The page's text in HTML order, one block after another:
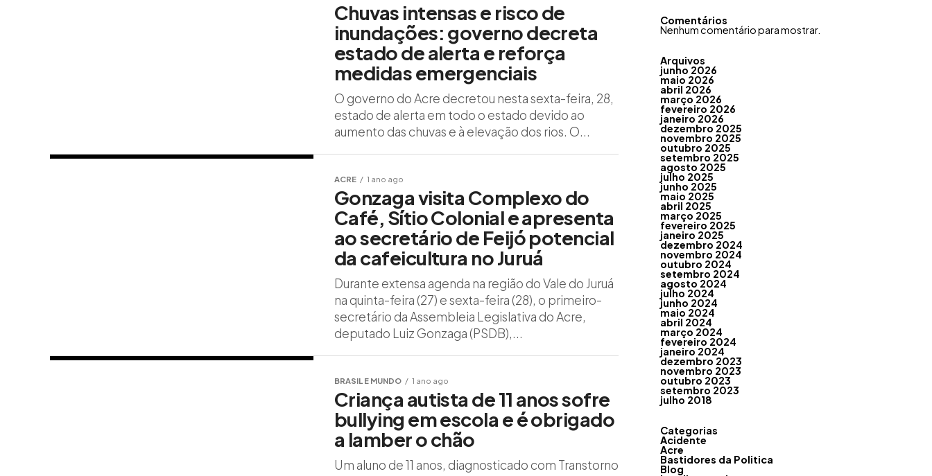
Chuvas intensas e risco de
inundações: governo decreta
estado de alerta e reforça
medidas emergenciais
O governo do Acre decretou nesta sexta-feira, 28,
estado de alerta em todo o estado devido ao
aumento das chuvas e à elevação dos rios. O...
ACRE 1 ano ago
Gonzaga visita Complexo do
Café, Sítio Colonial e apresenta
ao secretário de Feijó potencial
da cafeicultura no Juruá
Durante extensa agenda na região do Vale do Juruá
na quinta-feira (27) e sexta-feira (28), o primeiro-
secretário da Assembleia Legislativa do Acre,
deputado Luiz Gonzaga (PSDB),...
BRASIL E MUNDO 1 ano ago
Criança autista de 11 anos sofre
bullying em escola e é obrigado
a lamber o chão
Um aluno de 11 anos, diagnosticado com Transtorno
Comentários
Nenhum comentário para mostrar.
Arquivos
junho 2026
maio 2026
abril 2026
março 2026
fevereiro 2026
janeiro 2026
dezembro 2025
novembro 2025
outubro 2025
setembro 2025
agosto 2025
julho 2025
junho 2025
maio 2025
abril 2025
março 2025
fevereiro 2025
janeiro 2025
dezembro 2024
novembro 2024
outubro 2024
setembro 2024
agosto 2024
julho 2024
junho 2024
maio 2024
abril 2024
março 2024
fevereiro 2024
janeiro 2024
dezembro 2023
novembro 2023
outubro 2023
setembro 2023
julho 2018
Categorias
Acidente
Acre
Bastidores da Politica
Blog